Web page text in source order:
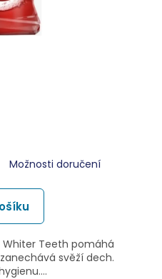
Možnosti doručení
Teeth pomáhá
svěží dech.